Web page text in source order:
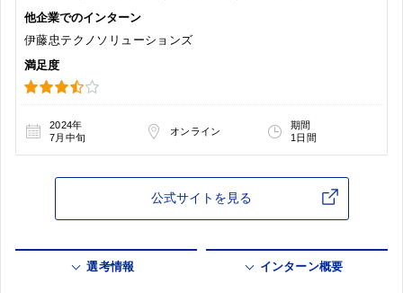
他企業でのインターン
伊藤忠テクノソリューションズ
満足度
2024年
7月中旬
オンライン
期間
1日間
公式サイトを見る
選考情報 インターン概要